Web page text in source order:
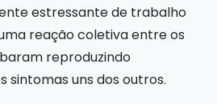
estressante de trabalho
reação coletiva entre os
reproduzindo
sintomas uns dos outros.